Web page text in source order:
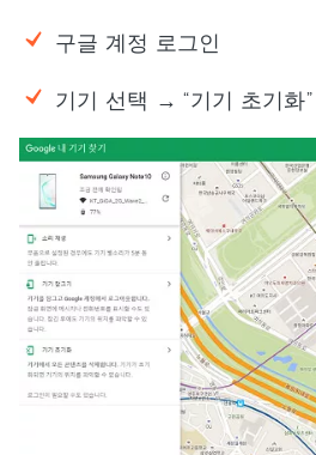
구글 계정 로그인
기기 선택 → “기기 초기화”